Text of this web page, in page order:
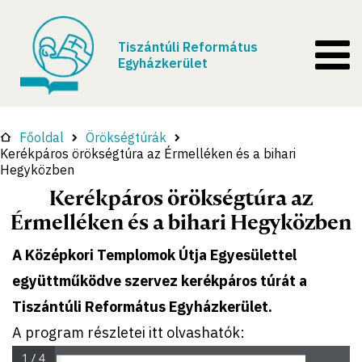
Tiszántúli Református
Egyházkerület
Főoldal
Örökségtúrák
Kerékpáros örökségtúra az Érmelléken és a bihari
Hegyközben
Kerékpáros örökségtúra az
Érmelléken és a bihari Hegyközben
A Középkori Templomok Útja Egyesülettel
együttműködve szervez kerékpáros túrát a
Tiszántúli Református Egyházkerület.
A program részletei itt olvashatók:
1 / 4